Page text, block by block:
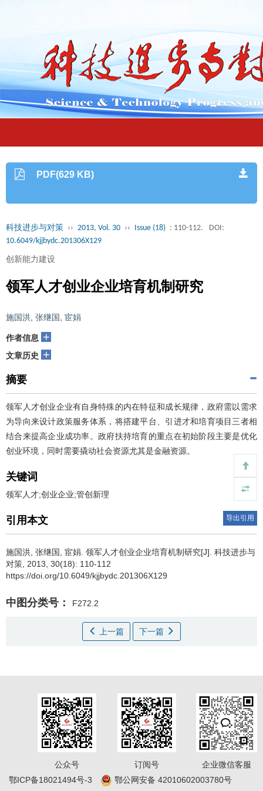
PDF(629 KB)
科技进步与对策 ›› 2013, Vol. 30 ›› Issue (18) : 110-112.
DOI:
10.6049/kjjbydc.201306X129
创新能力建设
领军人才创业企业培育机制研究
施国洪 张继国 宦娟
作者信息 +
文章历史 +
摘要
领军人才创业企业有自身特殊的内在特征和成长规律，政府需以需求
为导向来设计政策服务体系，将搭建平台、引进才和培育项目三者相
结合来提高企业成功率。政府扶持培育的重点在初始阶段主要是优化
创业环境，同时需要撬动社会资源尤其是金融资源。
关键词
领军人才;创业企业;管创新理
引用本文 导出引用
施国洪 张继国 宦娟 领军人才创业企业培育机制研究[J]. 科技进步与
对策, 2013, 30(18): 110-112
https://doi.org/10.6049/kjjbydc.201306X129
中图分类号： F272.2
上一篇 下一篇
公众号 订阅号
企业微信客服
鄂ICP备18021494号-3
鄂公网安备 42010602003780号